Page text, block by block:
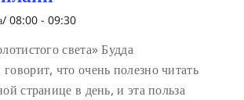
08:00 - 09:30
света» Будда
что очень полезно читать
странице в день, и эта польза